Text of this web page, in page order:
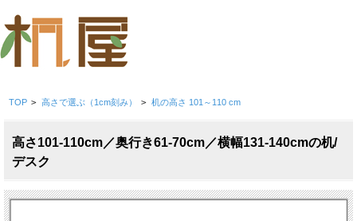
TOP > 高さで選ぶ（1cm刻み） > 机の高さ 101～110 cm
高さ101-110cm／奥行き61-70cm／横幅131-140cmの机/
デスク